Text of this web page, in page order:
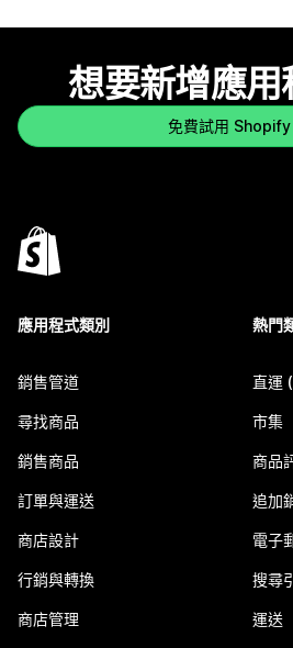
想要新增應用
免費試用
應用程式類別
銷售管道
尋找商品
銷售商品
訂單與運送
商店設計
行銷與轉換
商店管理
熱門
直運
市集
商品
追加
電子
搜尋
運送